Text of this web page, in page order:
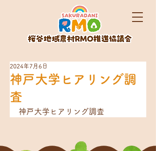
神戸大学ヒアリング調
査
2024年7月6日
神戸大学ヒアリング調査